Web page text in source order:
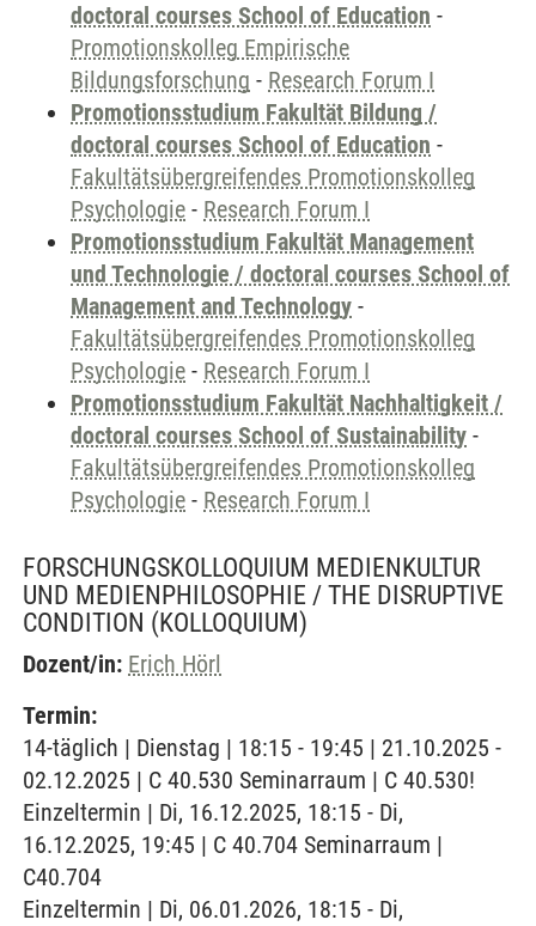
doctoral courses School of Education -
Promotionskolleg Empirische
Bildungsforschung - Research Forum I
Promotionsstudium Fakultät Bildung /
doctoral courses School of Education -
Fakultätsübergreifendes Promotionskolleg
Psychologie - Research Forum I
Promotionsstudium Fakultät Management
und Technologie / doctoral courses School of
Management and Technology -
Fakultätsübergreifendes Promotionskolleg
Psychologie - Research Forum I
Promotionsstudium Fakultät Nachhaltigkeit /
doctoral courses School of Sustainability -
Fakultätsübergreifendes Promotionskolleg
Psychologie - Research Forum I
FORSCHUNGSKOLLOQUIUM MEDIENKULTUR
UND MEDIENPHILOSOPHIE / THE DISRUPTIVE
CONDITION (KOLLOQUIUM)
Dozent/in: Erich Hörl
Termin:
14-täglich | Dienstag | 18:15 - 19:45 | 21.10.2025 -
02.12.2025 | C 40.530 Seminarraum | C 40.530!
Einzeltermin | Di, 16.12.2025, 18:15 - Di,
16.12.2025, 19:45 | C 40.704 Seminarraum |
C40.704
Einzeltermin | Di, 06.01.2026, 18:15 - Di,